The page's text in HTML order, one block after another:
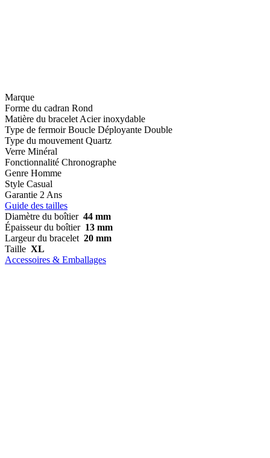
Marque
Forme du cadran Rond
Matière du bracelet Acier inoxydable
Type de fermoir Boucle Déployante Double
Type du mouvement Quartz
Verre Minéral
Fonctionnalité Chronographe
Genre Homme
Style Casual
Garantie 2 Ans
Guide des tailles
Diamètre du boîtier 44 mm
Épaisseur du boîtier 13 mm
Largeur du bracelet 20 mm
Taille XL
Accessoires & Emballages